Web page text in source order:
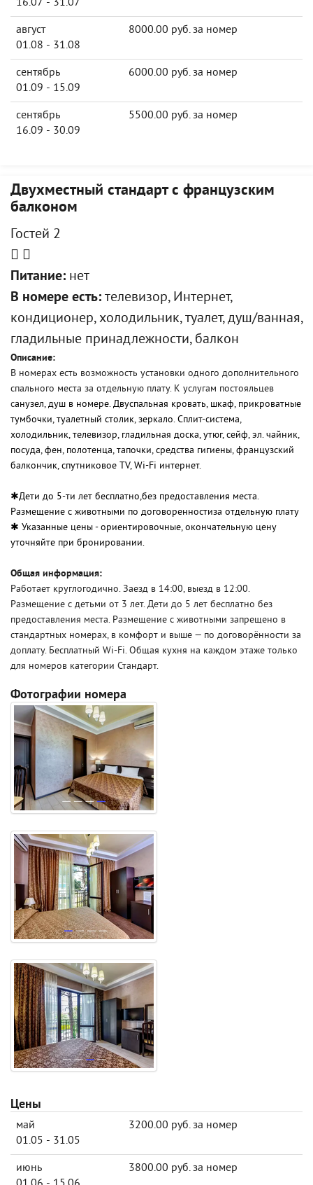
16.07 - 31.07
август
01.08 - 31.08
8000.00 руб. за номер
сентябрь
01.09 - 15.09
6000.00 руб. за номер
сентябрь
16.09 - 30.09
5500.00 руб. за номер
Двухместный стандарт с французским
балконом
Гостей 2
Питание: нет
В номере есть: телевизор, Интернет,
кондиционер, холодильник, туалет, душ/ванная,
гладильные принадлежности, балкон
Описание:
В номерах есть возможность установки одного дополнительного
спального места за отдельную плату. К услугам постояльцев
санузел, душ в номере. Двуспальная кровать, шкаф, прикроватные
тумбочки, туалетный столик, зеркало. Сплит-система,
холодильник, телевизор, гладильная доска, утюг, сейф, эл. чайник,
посуда, фен, полотенца, тапочки, средства гигиены, французский
балкончик, спутниковое TV, Wi-Fi интернет.
✱Дети до 5-ти лет бесплатно,без предоставления места.
Размещение с животными по договоренностиза отдельную плату
✱ Указанные цены - ориентировочные, окончательную цену
уточняйте при бронировании.
Общая информация:
Работает круглогодично. Заезд в 14:00, выезд в 12:00.
Размещение с детьми от 3 лет. Дети до 5 лет бесплатно без
предоставления места. Размещение с животными запрещено в
стандартных номерах, в комфорт и выше — по договорённости за
доплату. Бесплатный Wi-Fi. Общая кухня на каждом этаже только
для номеров категории Стандарт.
Фотографии номера
Цены
май
01.05 - 31.05
3200.00 руб. за номер
июнь
3800.00 руб. за номер